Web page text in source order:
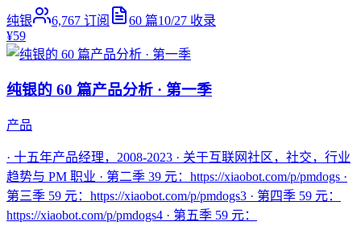
纯银 6,767 订阅 60 篇10/27 收录
¥59
纯银的 60 篇产品分析 · 第一季
产品
· 十五年产品经理，2008-2023 · 关于互联网社区，社交，行业
趋势与 PM 职业 · 第二季 39 元：https://xiaobot.com/p/pmdogs ·
第三季 59 元：https://xiaobot.com/p/pmdogs3 · 第四季 59 元：
https://xiaobot.com/p/pmdogs4 · 第五季 59 元：